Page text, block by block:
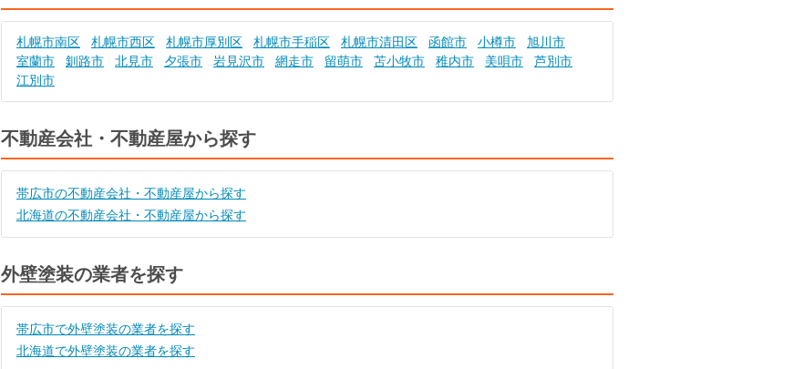
札幌市南区 札幌市西区 札幌市厚別区 札幌市手稲区 札幌市清田区 函館市 小樽市
旭川市
室蘭市
釧路市 北見市 夕張市 岩見沢市 網走市 留萌市 苫小牧市 稚内市 美唄市
芦別市
江別市
不動産会社・不動産屋から探す
帯広市の不動産会社・不動産屋から探す
北海道の不動産会社・不動産屋から探す
外壁塗装の業者を探す
帯広市で外壁塗装の業者を探す
北海道で外壁塗装の業者を探す